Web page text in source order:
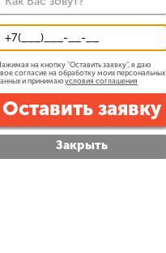
часто
на кнопку "Оставить заявку", я даю
согласие на обработку моих персональных
и принимаю условия соглашения
Оставить заявку
Закрыть